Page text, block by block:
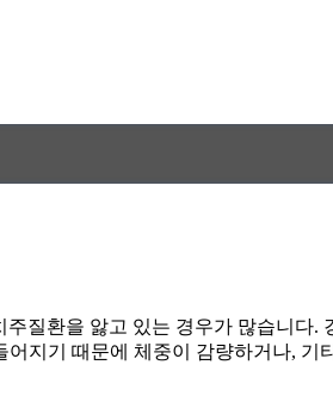
질환을 앓고 있는 경우가 많습니다.
지기 때문에 체중이 감량하거나, 기